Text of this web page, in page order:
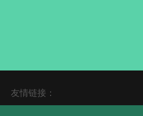
友情链接：